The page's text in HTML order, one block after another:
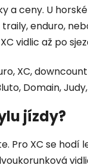
ceny. U
enduro,
vidlic až po
XC,
Domain,
jízdy?
Pro XC se